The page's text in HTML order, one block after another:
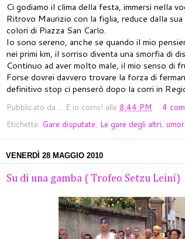
Ci godiamo il clima della festa, immersi nella
Ritrovo Maurizio con la figlia, reduce dalla
colori di Piazza San Carlo.
Io sono sereno, anche se quando il mio
nei primi km, il sorriso diventa una smorfia di
Continuo ad aver molto male, il mio senso di
Forse dovrei davvero trovare la forza di
definitivo stop ci penserò dopo la corri in
Pubblicato da ... E io corro! alle 8:44 PM
4
Etichette: Gare disputate Le gare degli altri
VENERDÌ 28 MAGGIO 2010
Su di una gamba ( Trofeo Setzu Leiní)